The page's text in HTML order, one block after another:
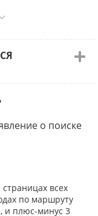
не
выставки
или
только в случае
о поиске
всех
по маршруту
и плюс-минус 3